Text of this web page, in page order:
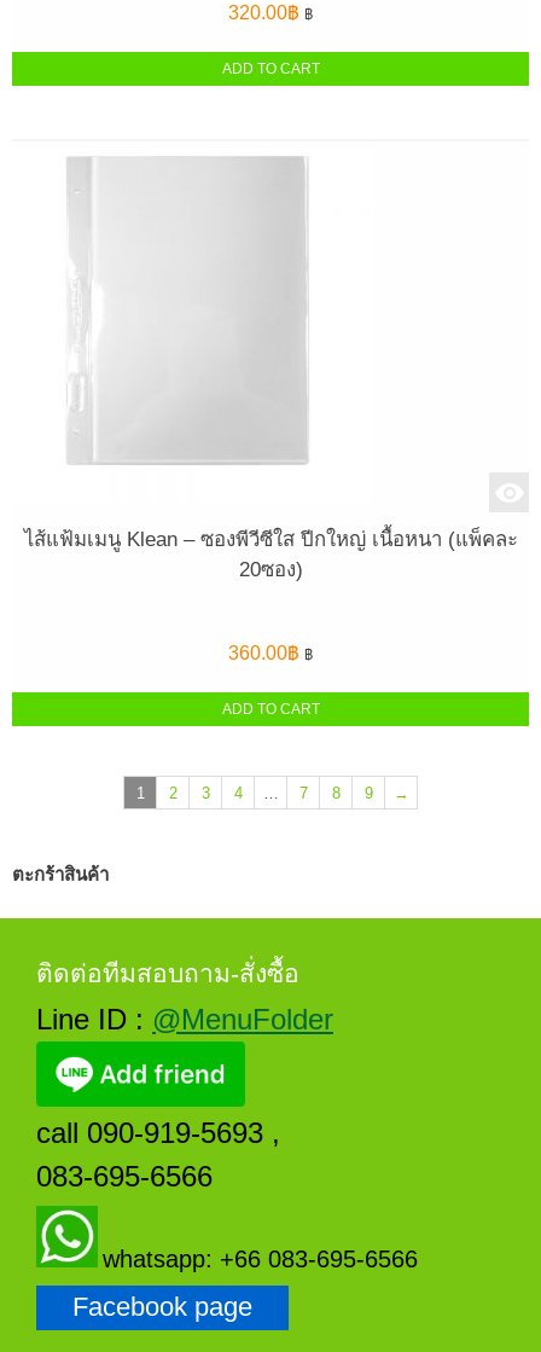
320.00฿ ฿
ADD TO CART
ไส้แฟ้มเมนู Klean – ซองพีวีซีใส ปีกใหญ่ เนื้อหนา (แพ็คละ
20ซอง)
360.00฿ ฿
ADD TO CART
1 2 3 4 7 8 9 →
ตะกร้าสินค้า
ติดต่อทีมสอบถาม-สั่งซื้อ
Line ID : @MenuFolder
call 090-919-5693 ,
083-695-6566
whatsapp: +66 083-695-6566
Facebook page